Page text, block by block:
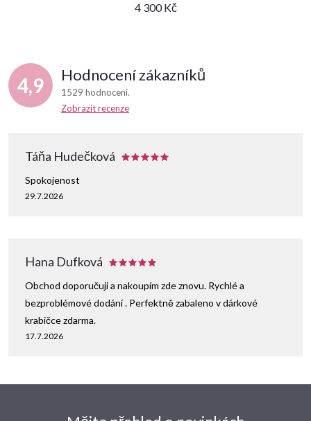
4 300 Kč
4,9 Hodnocení zákazníků
1529 hodnocení
Zobrazit recenze
Táňa Hudečková
29.7.2026
Spokojenost
Hana Dufková
17.7.2026
Obchod doporučuji a nakoupím zde znovu. Rychlé a
bezproblémové dodání . Perfektně zabaleno v dárkové
krabičce zdarma.